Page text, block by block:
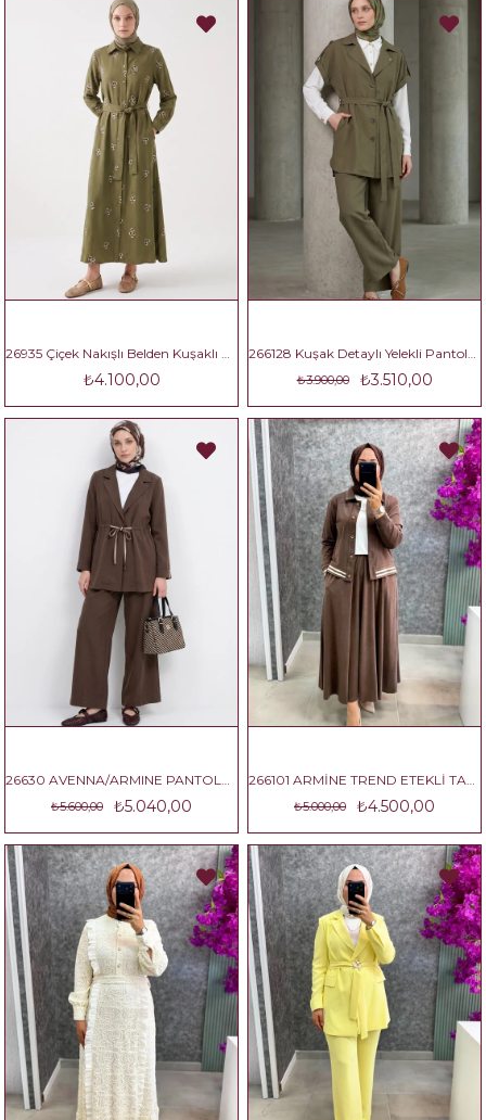
26935 Çiçek Nakışlı Belden Kuşaklı Uzun Tesettür Elbise
₺4.100,00
266128 Kuşak Detaylı Yelekli Pantolonlu İkili Takım
₺3.510,00
₺3.900,00
26630 AVENNA/ARMINE PANTOLON TAKIM
₺5.040,00
₺5.600,00
266101 ARMİNE TREND ETEKLİ TAKIM
₺4.500,00
₺5.000,00